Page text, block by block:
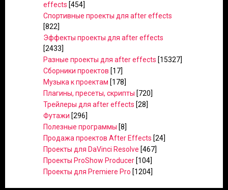
effects [454]
Спортивные проекты для after effects
[822]
Эффекты проекты для after effects
[2433]
Разные проекты для after effects [15327]
Сборники проектов [17]
Музыка к проектам [178]
Плагины, пресеты, скрипты [720]
Трейлеры для after effects [28]
Футажи [296]
Полезные программы [8]
Продажа проектов After Effects [24]
Проекты для DaVinci Resolve [467]
Проекты ProShow Producer [104]
Проекты для Premiere Pro [1204]